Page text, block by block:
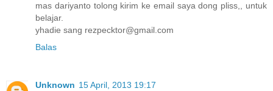
mas dariyanto tolong kirim ke email saya dong pliss,, untuk
belajar.
yhadie sang rezpecktor@gmail.com
Balas
Unknown 15 April, 2013 19:17